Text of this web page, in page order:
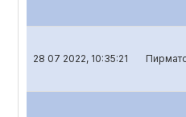
28 07 2022, 10:35:21